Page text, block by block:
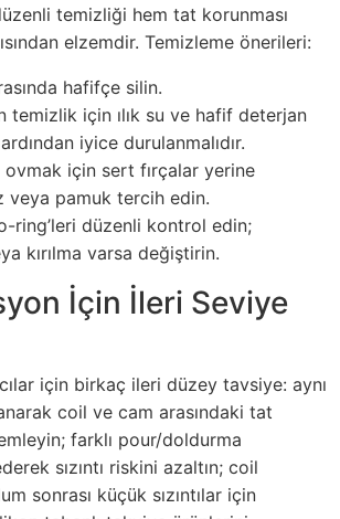
temizliği hem tat korunması
elzemdir. Temizleme önerileri:
hafifçe silin.
temizlik için ılık su ve hafif deterjan
iyice durulanmalıdır.
ovmak için sert fırçalar yerine
veya pamuk tercih edin.
ring’leri düzenli kontrol edin;
kırılma varsa değiştirin.
İçin İleri Seviye
için birkaç ileri düzey tavsiye: aynı
coil ve cam arasındaki tat
farklı pour/doldurma
sızıntı riskini azaltın; coil
sonrası küçük sızıntılar için